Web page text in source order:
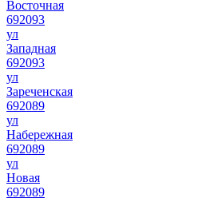
Восточная
692093
ул
Западная
692093
ул
Зареченская
692089
ул
Набережная
692089
ул
Новая
692089